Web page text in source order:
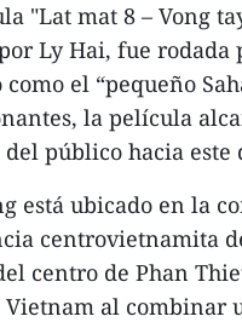
"Lat mat 8 – Vong
Ly Hai, fue rodada
como el “pequeño
la película
público hacia este
está ubicado en la
centrovietnamita
centro de Phan
al combinar